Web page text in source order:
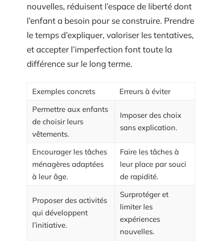
nouvelles, réduisent l’espace de liberté dont
l’enfant a besoin pour se construire. Prendre
le temps d’expliquer, valoriser les tentatives,
et accepter l’imperfection font toute la
différence sur le long terme.
Exemples concrets
Erreurs à éviter
Permettre aux enfants
de choisir leurs
vêtements.
Imposer des choix
sans explication.
Encourager les tâches
ménagères adaptées
à leur âge.
Faire les tâches à
leur place par souci
de rapidité.
Proposer des activités
qui développent
l’initiative.
Surprotéger et
limiter les
expériences
nouvelles.